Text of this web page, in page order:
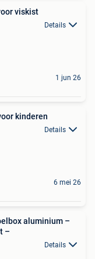
viskist
Details
1 jun 26
kinderen
Details
6 mei 26
aluminium –
–
Details